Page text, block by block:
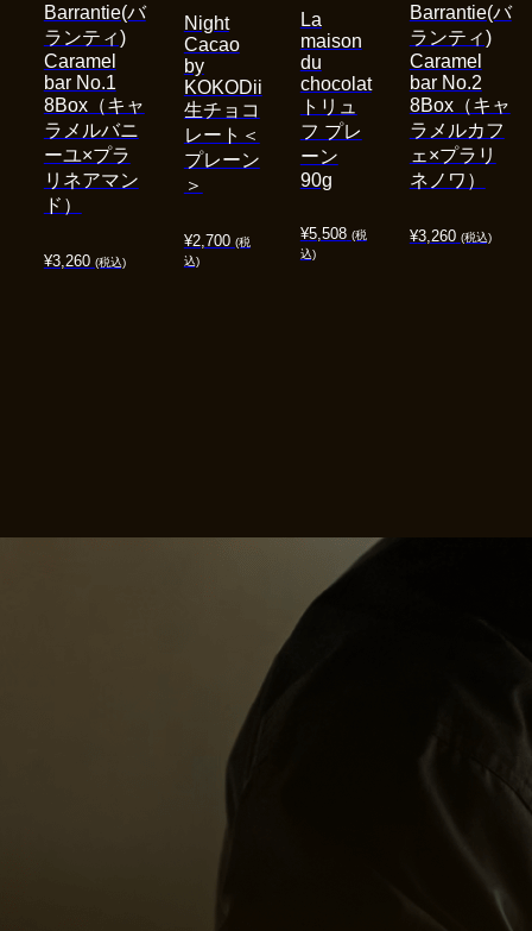
¥3,260 (税込)
Barrantie(バ
ランティ)
Caramel
bar No.1
8Box（キャ
ラメルバニ
ーユ×プラ
リネアマン
ド）
¥2,700 (税
込)
Night
Cacao
by
KOKODii
生チョコ
レート＜
プレーン
＞
¥5,508 (税
込)
La
maison
du
chocolat
トリュ
フ プレ
ーン
90g
¥3,260 (税込)
Barrantie(バ
ランティ)
Caramel
bar No.2
8Box（キャ
ラメルカフ
ェ×プラリ
ネノワ）